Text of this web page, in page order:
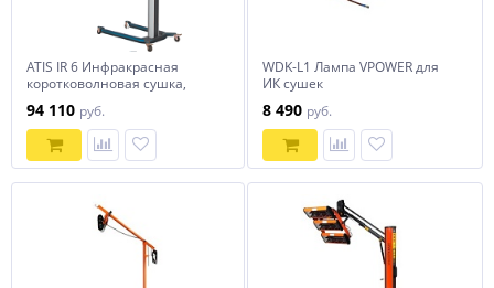
ATIS IR 6 Инфракрасная
коротковолновая сушка,
94 110 руб.
WDK-L1 Лампа VPOWER для
ИК сушек
8 490 руб.